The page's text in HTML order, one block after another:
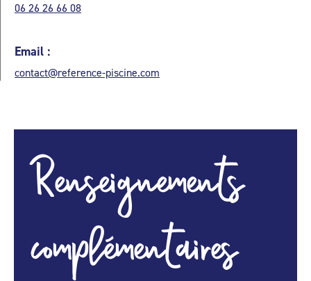
06 26 26 66 08
Email :
contact@reference-piscine.com
Renseignements
complémentaires